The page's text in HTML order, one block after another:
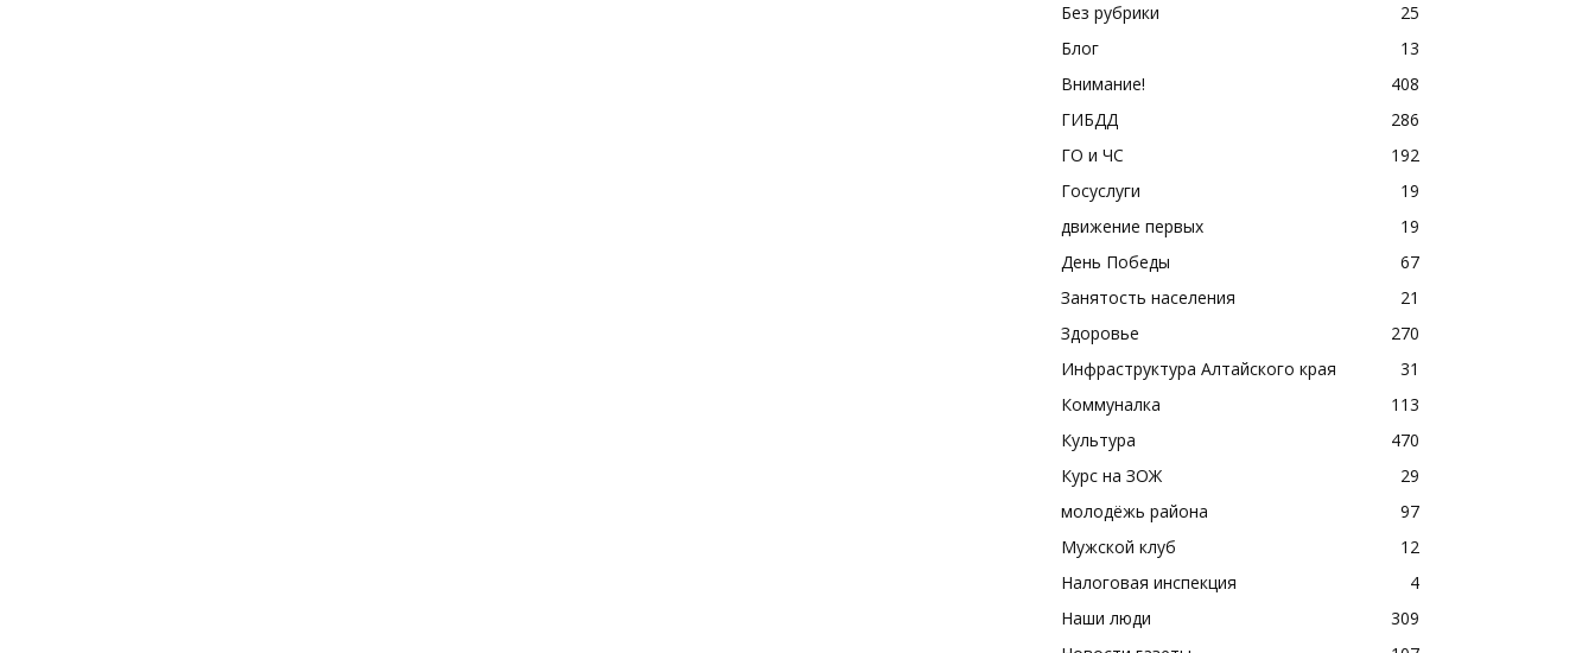
Без рубрики
25
Блог
13
Внимание!
408
ГИБДД
286
ГО и ЧС
192
Госуслуги
19
движение первых
19
День Победы
67
Занятость населения
21
Здоровье
270
Инфраструктура Алтайского края
31
Коммуналка
113
Культура
470
Курс на ЗОЖ
29
молодёжь района
97
Мужской клуб
12
Налоговая инспекция
4
Наши люди
309